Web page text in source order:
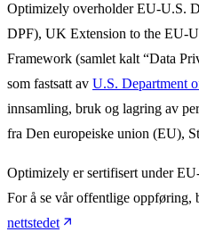
Optimizely overholder EU-U.S.
DPF), UK Extension to the EU-
Framework (samlet kalt “Data
som fastsatt av U.S. Department
innsamling, bruk og lagring av
fra Den europeiske union (EU),
Optimizely er sertifisert under
For å se vår offentlige oppføring,
nettstedet